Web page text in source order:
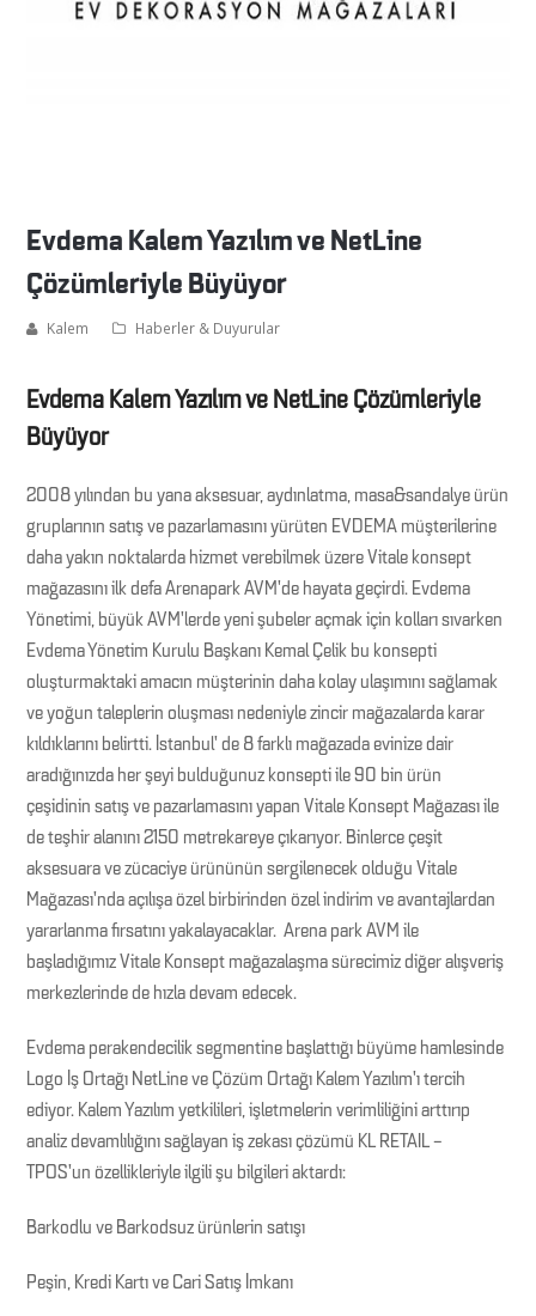
Evdema Kalem Yazılım ve NetLine
Çözümleriyle Büyüyor
Kalem Haberler & Duyurular
Evdema Kalem Yazılım ve NetLine Çözümleriyle
Büyüyor
2008 yılından bu yana aksesuar, aydınlatma, masa&sandalye ürün
gruplarının satış ve pazarlamasını yürüten EVDEMA müşterilerine
daha yakın noktalarda hizmet verebilmek üzere Vitale konsept
mağazasını ilk defa Arenapark AVM’de hayata geçirdi. Evdema
Yönetimi, büyük AVM’lerde yeni şubeler açmak için kolları sıvarken
Evdema Yönetim Kurulu Başkanı Kemal Çelik bu konsepti
oluşturmaktaki amacın müşterinin daha kolay ulaşımını sağlamak
ve yoğun taleplerin oluşması nedeniyle zincir mağazalarda karar
kıldıklarını belirtti. İstanbul’ de 8 farklı mağazada evinize dair
aradığınızda her şeyi bulduğunuz konsepti ile 90 bin ürün
çeşidinin satış ve pazarlamasını yapan Vitale Konsept Mağazası ile
de teşhir alanını 2150 metrekareye çıkarıyor. Binlerce çeşit
aksesuara ve zücaciye ürününün sergilenecek olduğu Vitale
Mağazası’nda açılışa özel birbirinden özel indirim ve avantajlardan
yararlanma fırsatını yakalayacaklar. Arena park AVM ile
başladığımız Vitale Konsept mağazalaşma sürecimiz diğer alışveriş
merkezlerinde de hızla devam edecek.
Evdema perakendecilik segmentine başlattığı büyüme hamlesinde
Logo İş Ortağı NetLine ve Çözüm Ortağı Kalem Yazılım’ı tercih
ediyor. Kalem Yazılım yetkilileri, işletmelerin verimliliğini arttırıp
analiz devamlılığını sağlayan iş zekası çözümü KL RETAIL –
TPOS’un özellikleriyle ilgili şu bilgileri aktardı:
Barkodlu ve Barkodsuz ürünlerin satışı
Peşin, Kredi Kartı ve Cari Satış İmkanı